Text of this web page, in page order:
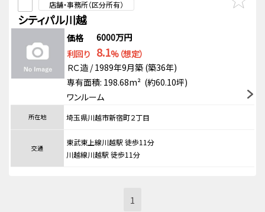
店舗・事務所（区分所有）
シティパル川越
価格
6000万円
利回り 8.1%（想定）
ＲＣ造 / 1989年9月築 (築36年)
専有面積: 198.68m² (約60.10坪)
ワンルーム
所在地 埼玉県川越市新宿町２丁目
交通
東武東上線川越駅 徒歩11分
川越線川越駅 徒歩11分
1